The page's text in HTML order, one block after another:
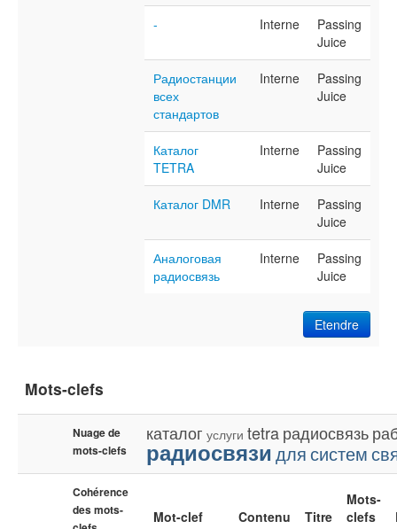
- Interne
Passing
Juice
Радиостанции
всех
стандартов
Interne
Passing
Juice
Каталог
TETRA
Interne
Passing
Juice
Каталог DMR Interne
Passing
Juice
Аналоговая
радиосвязь
Interne
Passing
Juice
Etendre
Mots-clefs
Nuage de
mots-clefs
каталог услуги tetraрадиосвязь
радиосвязи длясистем
Cohérence
des mots-
Mot-clef Contenu Titre
Mots-
clefs